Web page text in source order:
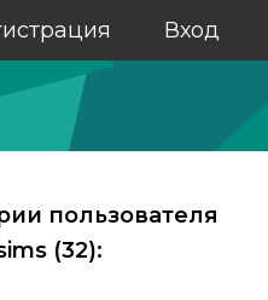
Вход
пользователя
(32):